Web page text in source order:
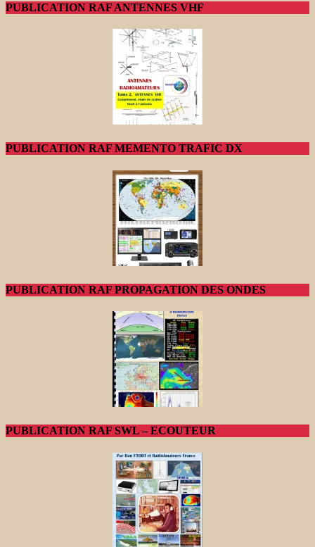
PUBLICATION RAF ANTENNES VHF
PUBLICATION RAF MEMENTO TRAFIC DX
PUBLICATION RAF PROPAGATION DES ONDES
PUBLICATION RAF SWL – ECOUTEUR